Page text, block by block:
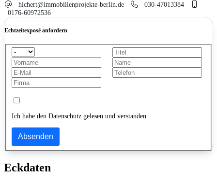
hichert@immobilienprojekte-berlin.de
030-47013384
0176-60972536
Echtzeitexposé anfordern
Ich habe den Datenschutz gelesen und verstanden.
Absenden
Eckdaten